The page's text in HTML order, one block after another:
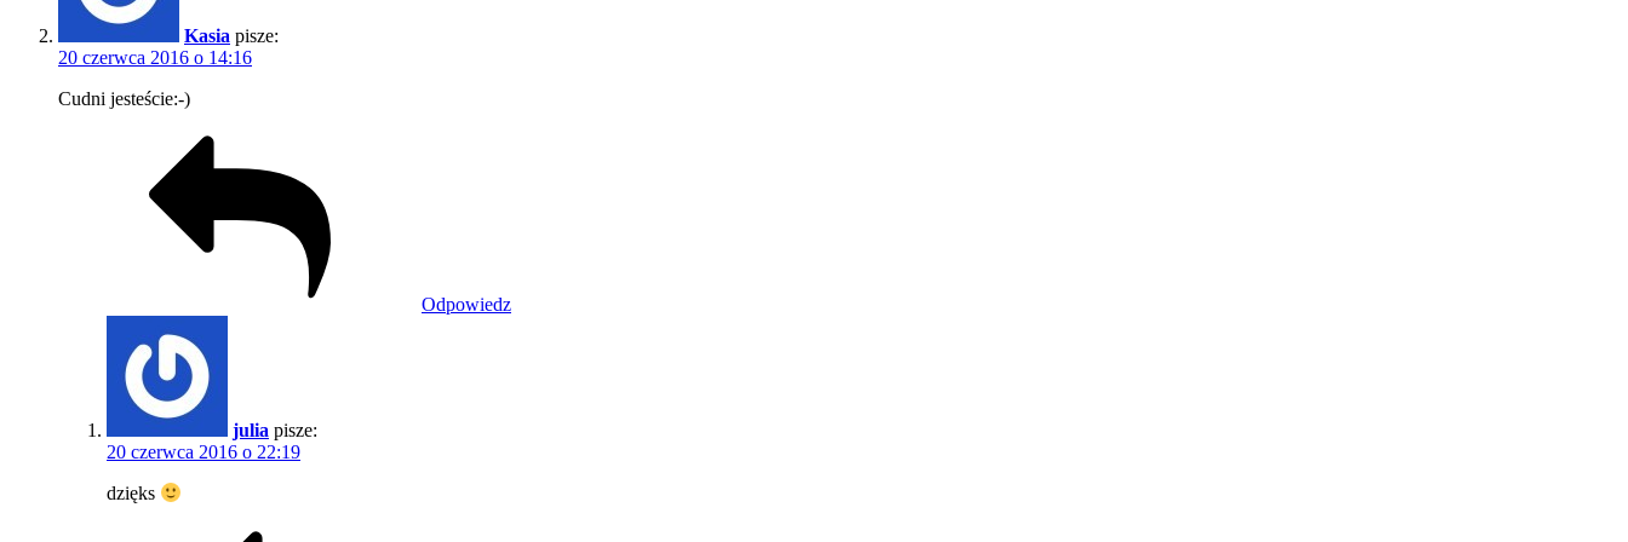
Kasia pisze:
20 czerwca 2016 o 14:16
Cudni jesteście:-)
Odpowiedz
julia pisze:
20 czerwca 2016 o 22:19
dzięks